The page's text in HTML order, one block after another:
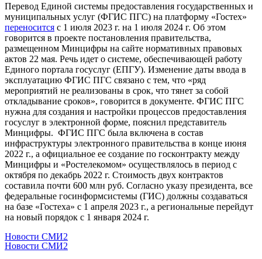
Перевод Единой системы предоставления государственных и
муниципальных услуг (ФГИС ПГС) на платформу «Гостех»
переносится с 1 июля 2023 г. на 1 июля 2024 г. Об этом
говорится в проекте постановления правительства,
размещенном Минцифры на сайте нормативных правовых
актов 22 мая. Речь идет о системе, обеспечивающей работу
Единого портала госуслуг (ЕПГУ). Изменение даты ввода в
эксплуатацию ФГИС ПГС связано с тем, что «ряд
мероприятий не реализованы в срок, что тянет за собой
откладывание сроков», говорится в документе. ФГИС ПГС
нужна для создания и настройки процессов предоставления
госуслуг в электронной форме, пояснил представитель
Минцифры. ФГИС ПГС была включена в состав
инфраструктуры электронного правительства в конце июня
2022 г., а официальное ее создание по госконтракту между
Минцифры и «Ростелекомом» осуществлялось в период с
октября по декабрь 2022 г. Стоимость двух контрактов
составила почти 600 млн руб. Согласно указу президента, все
федераль­ные госинформсистемы (ГИС) должны создаваться
на базе «Гостеха» с 1 апреля 2023 г., а региональные перейдут
на новый порядок с 1 января 2024 г.
Новости СМИ2
Новости СМИ2